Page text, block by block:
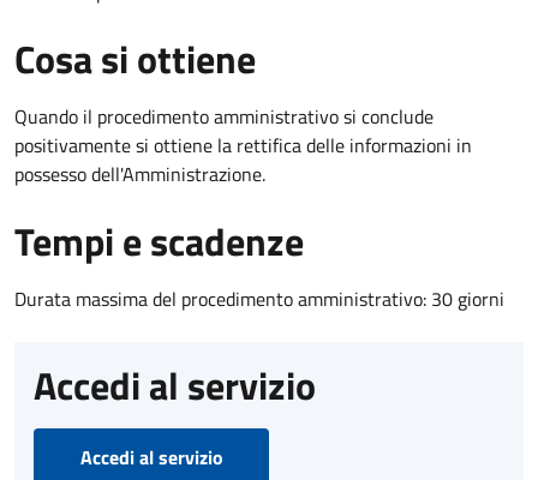
Cosa si ottiene
Quando il procedimento amministrativo si conclude
positivamente si ottiene la rettifica delle informazioni in
possesso dell'Amministrazione.
Tempi e scadenze
Durata massima del procedimento amministrativo: 30 giorni
Accedi al servizio
Accedi al servizio